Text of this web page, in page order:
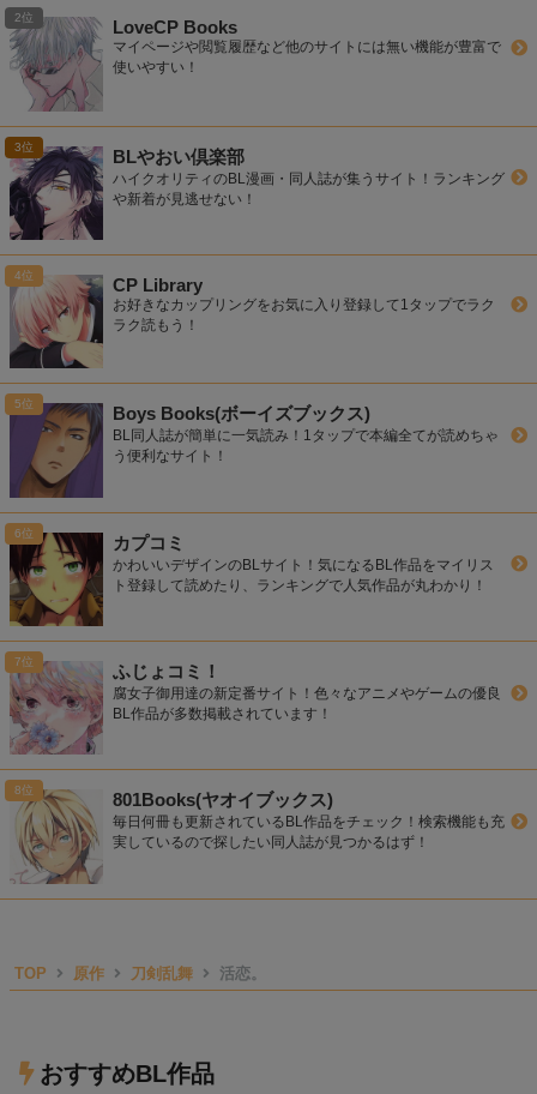
LoveCP Books
マイページや閲覧履歴など他のサイトには無い機能が豊富で
使いやすい！
BLやおい倶楽部
ハイクオリティのBL漫画・同人誌が集うサイト！ランキング
や新着が見逃せない！
CP Library
お好きなカップリングをお気に入り登録して1タップでラク
ラク読もう！
Boys Books(ボーイズブックス)
BL同人誌が簡単に一気読み！1タップで本編全てが読めちゃ
う便利なサイト！
カプコミ
かわいいデザインのBLサイト！気になるBL作品をマイリス
ト登録して読めたり、ランキングで人気作品が丸わかり！
ふじょコミ！
腐女子御用達の新定番サイト！色々なアニメやゲームの優良
BL作品が多数掲載されています！
801Books(ヤオイブックス)
毎日何冊も更新されているBL作品をチェック！検索機能も充
実しているので探したい同人誌が見つかるはず！
TOP 原作 刀剣乱舞 活恋。
おすすめBL作品